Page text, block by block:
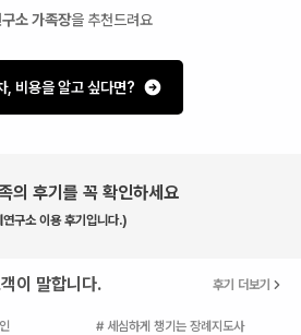
소 가족장을 추천드려요
, 비용을 알고 싶다면?
의 후기를 꼭 확인하세요
구소 이용 후기입니다.)
이 말합니다. 후기 더보기
# 세심하게 챙기는 장례지도사